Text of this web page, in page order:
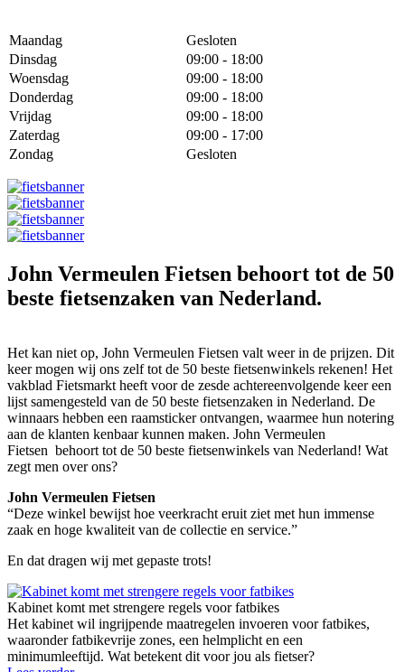
Maandag
Gesloten
Dinsdag
09:00 - 18:00
Woensdag
09:00 - 18:00
Donderdag
09:00 - 18:00
Vrijdag
09:00 - 18:00
Zaterdag
09:00 - 17:00
Zondag
Gesloten
John Vermeulen Fietsen behoort tot de 50
beste fietsenzaken van Nederland.
Het kan niet op, John Vermeulen Fietsen valt weer in de prijzen. Dit
keer mogen wij ons zelf tot de 50 beste fietsenwinkels rekenen! Het
vakblad Fietsmarkt heeft voor de zesde achtereenvolgende keer een
lijst samengesteld van de 50 beste fietsenzaken in Nederland. De
winnaars hebben een raamsticker ontvangen, waarmee hun notering
aan de klanten kenbaar kunnen maken. John Vermeulen
Fietsen behoort tot de 50 beste fietsenwinkels van Nederland! Wat
zegt men over ons?
John Vermeulen Fietsen
“Deze winkel bewijst hoe veerkracht eruit ziet met hun immense
zaak en hoge kwaliteit van de collectie en service.”
En dat dragen wij met gepaste trots!
Kabinet komt met strengere regels voor fatbikes
Het kabinet wil ingrijpende maatregelen invoeren voor fatbikes,
waaronder fatbikevrije zones, een helmplicht en een
minimumleeftijd. Wat betekent dit voor jou als fietser?